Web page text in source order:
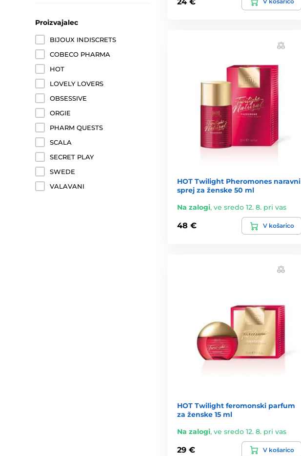
Proizvajalec
BIJOUX INDISCRETS
COBECO PHARMA
HOT
LOVELY LOVERS
OBSESSIVE
ORGIE
PHARM QUESTS
SCALA
SECRET PLAY
SWEDE
VALAVANI
HOT Twilight Pheromones naravni
sprej za ženske 50 ml
Na zalogi, ve sredo 12. 8. pri vas
48 € V košarico
HOT Twilight feromonski parfum
za ženske 15 ml
Na zalogi, ve sredo 12. 8. pri vas
29 € V košarico